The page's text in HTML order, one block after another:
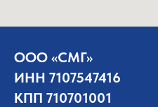
ООО «СМГ»
ИНН 7107547416
КПП 710701001